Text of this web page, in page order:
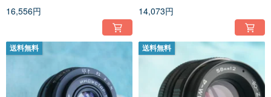
16,556円
14,073円
送料無料 送料無料